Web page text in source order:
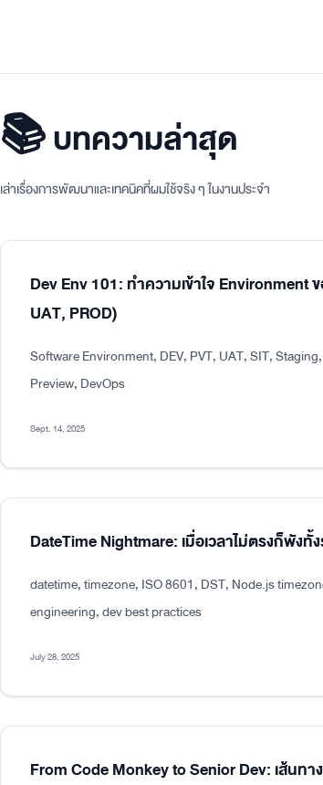
📚 บทความล่าสุด
เล่าเรื่องการพัฒนาและเทคนิคที่ผมใช้จริง ๆ ในงานประจำ
Dev Env 101: ทำความเข้าใจ
UAT, PROD)
Software Environment, DEV, PVT, UAT, SIT,
Preview, DevOps
Sept. 14, 2025
DateTime Nightmare: เมื่อเวลาไม่ตรงก็พังทั้
datetime, timezone, ISO 8601, DST, Node.js
engineering, dev best practices
July 28, 2025
From Code Monkey to Senior Dev: เส้นท